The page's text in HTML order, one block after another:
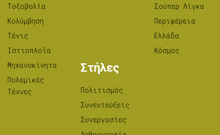
Tοξοβολία
Κολύμβηση
Τένις
Ιστιοπλοΐα
Μηχανοκίνητα
Πολεμικές
Τέχνες
Σούπερ Λίγκα
Περιφέρεια
Ελλάδα
Κόσμος
Στήλες
Πολιτισμός
Συνεντεύξεις
Συνεργασίες